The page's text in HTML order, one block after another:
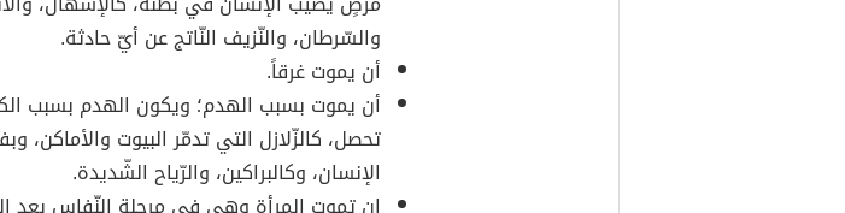
والسّرطان، والنّزيف النّاتج عن أيّ حادثة.
أن يموت غرقاً.
أن يموت بسبب الهدم؛ ويكون الهدم بسبب
تحصل، كالزّلازل التي تدمّر البيوت والأماكن،
الإنسان، وكالبراكين، والرّياح الشّديدة.